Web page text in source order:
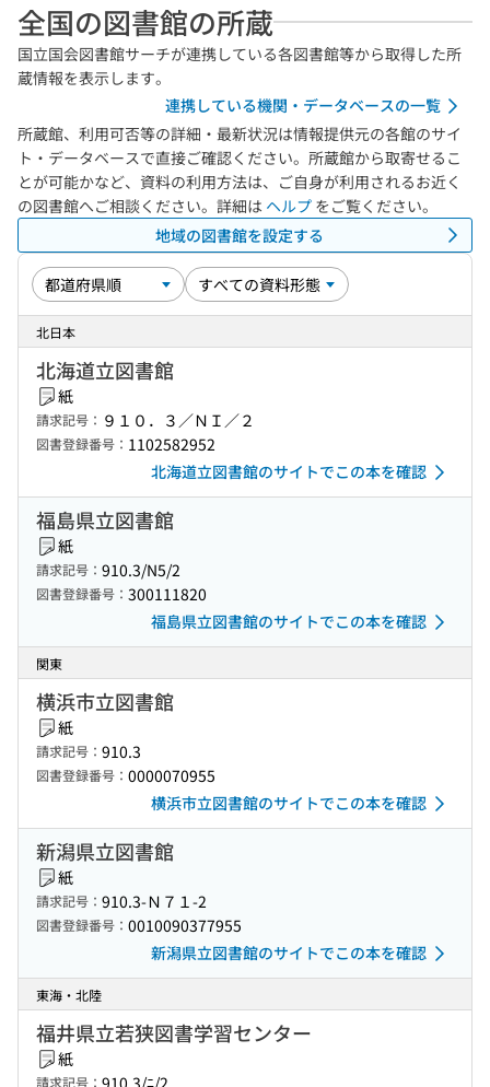
全国の図書館の所蔵
国立国会図書館サーチが連携している各図書館等から取得した所
蔵情報を表示します。
連携している機関・データベースの一覧
所蔵館、利用可否等の詳細・最新状況は情報提供元の各館のサイ
ト・データベースで直接ご確認ください。所蔵館から取寄せるこ
とが可能かなど、資料の利用方法は、ご自身が利用されるお近く
の図書館へご相談ください。詳細は ヘルプ をご覧ください。
地域の図書館を設定する
北日本
北海道立図書館
紙
請求記号： ９１０．３／ＮＩ／２
図書登録番号： 1102582952
北海道立図書館のサイトでこの本を確認
福島県立図書館
紙
請求記号： 910.3/N5/2
図書登録番号： 300111820
福島県立図書館のサイトでこの本を確認
関東
横浜市立図書館
紙
請求記号： 910.3
図書登録番号： 0000070955
横浜市立図書館のサイトでこの本を確認
新潟県立図書館
紙
請求記号： 910.3-Ｎ７１-2
図書登録番号： 0010090377955
新潟県立図書館のサイトでこの本を確認
東海・北陸
福井県立若狭図書学習センター
紙
請求記号： 910.3/ﾆ/2